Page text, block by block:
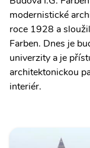
modernistické
roce 1928 a
Farben. Dnes je
univerzity a je
architektonickou
interiér.